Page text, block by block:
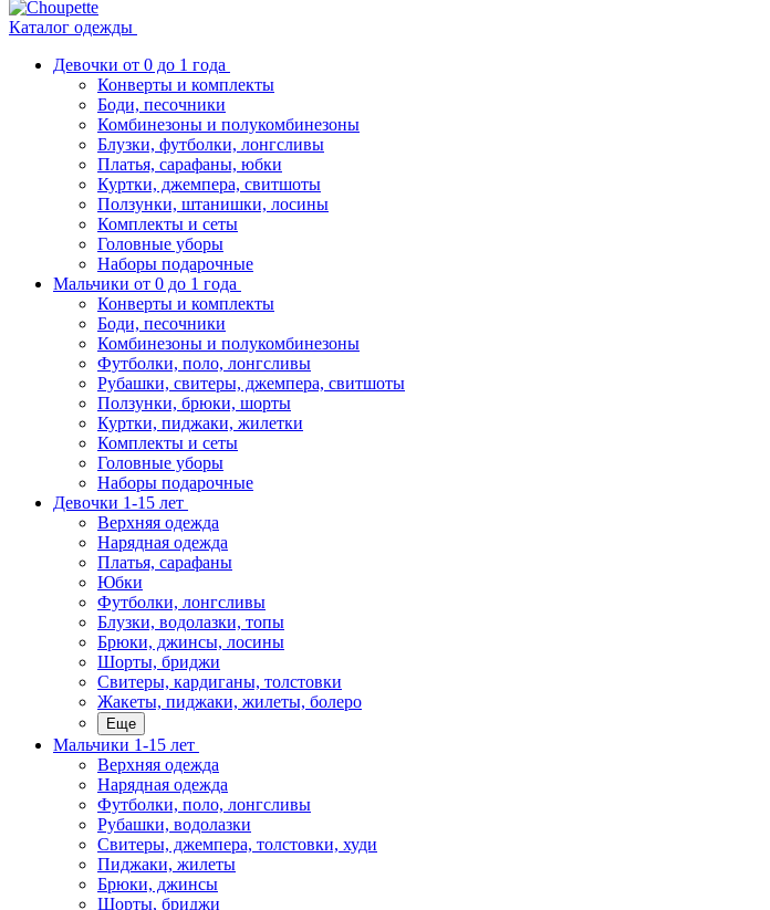
Каталог одежды
Девочки от 0 до 1 года
Конверты и комплекты
Боди, песочники
Комбинезоны и полукомбинезоны
Блузки, футболки, лонгсливы
Платья, сарафаны, юбки
Куртки, джемпера, свитшоты
Ползунки, штанишки, лосины
Комплекты и сеты
Головные уборы
Наборы подарочные
Мальчики от 0 до 1 года
Конверты и комплекты
Боди, песочники
Комбинезоны и полукомбинезоны
Футболки, поло, лонгсливы
Рубашки, свитеры, джемпера, свитшоты
Ползунки, брюки, шорты
Куртки, пиджаки, жилетки
Комплекты и сеты
Головные уборы
Наборы подарочные
Девочки 1-15 лет
Верхняя одежда
Нарядная одежда
Платья, сарафаны
Юбки
Футболки, лонгсливы
Блузки, водолазки, топы
Брюки, джинсы, лосины
Шорты, бриджи
Свитеры, кардиганы, толстовки
Жакеты, пиджаки, жилеты, болеро
Еще
Мальчики 1-15 лет
Верхняя одежда
Нарядная одежда
Футболки, поло, лонгсливы
Рубашки, водолазки
Свитеры, джемпера, толстовки, худи
Пиджаки, жилеты
Брюки, джинсы
Шорты, бриджи